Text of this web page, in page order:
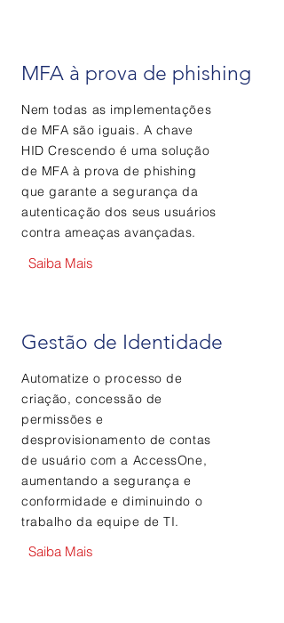
MFA à prova de phishing
Nem todas as implementações
de MFA são iguais. A chave
HID Crescendo é uma solução
de MFA à prova de phishing
que garante a segurança da
autenticação dos seus usuários
contra ameaças avançadas.
Saiba Mais
Gestão de Identidade
Automatize o processo de
criação, concessão de
permissões e
desprovisionamento de contas
de usuário com a AccessOne,
aumentando a segurança e
conformidade e diminuindo o
trabalho da equipe de TI.
Saiba Mais